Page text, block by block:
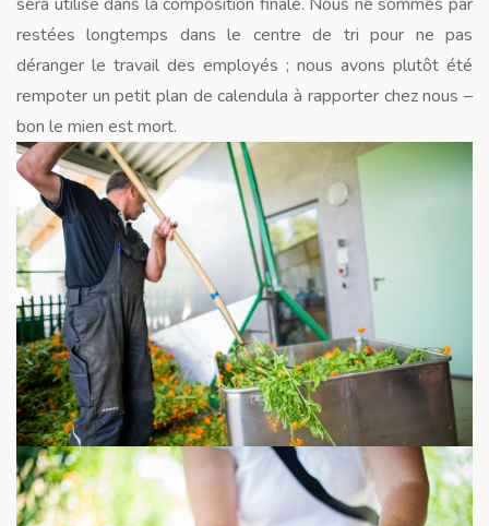
restées longtemps dans le centre de tri pour ne pas
déranger le travail des employés ; nous avons plutôt été
rempoter un petit plan de calendula à rapporter chez nous –
bon le mien est mort.